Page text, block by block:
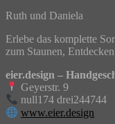
Ruth und Daniela
Erlebe das komplette
zum Staunen,
eier.design –
Geyerstr. 9
null174 drei244744
www.eier.design